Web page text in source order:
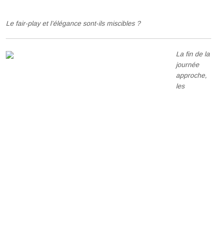
Le fair-play et l’élégance sont-ils miscibles ?
La fin de la
journée
approche,
les